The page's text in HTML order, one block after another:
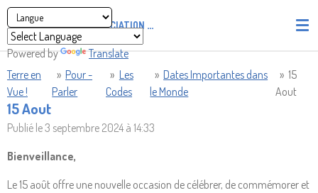
Powered by Translate
Passer
au
contenu
ASSOCIATION PIRATES' UNION OF LIGHT AND LOVE -
Terre en
Vue !
» Pour -
Parler
» Les
Codes
» Dates Importantes dans
le Monde
» 15
Aout
15 Aout
Publié le 3 septembre 2024 à 14:33
Bienveillance,
Le 15 août offre une nouvelle occasion de célébrer, de commémorer et